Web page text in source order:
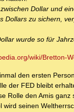
Dollar und
Dollars zu sichern,
wurde so für
wiki/Bretton-
den ersten
der FED bleibt
Rolle den Amis
wird seinen